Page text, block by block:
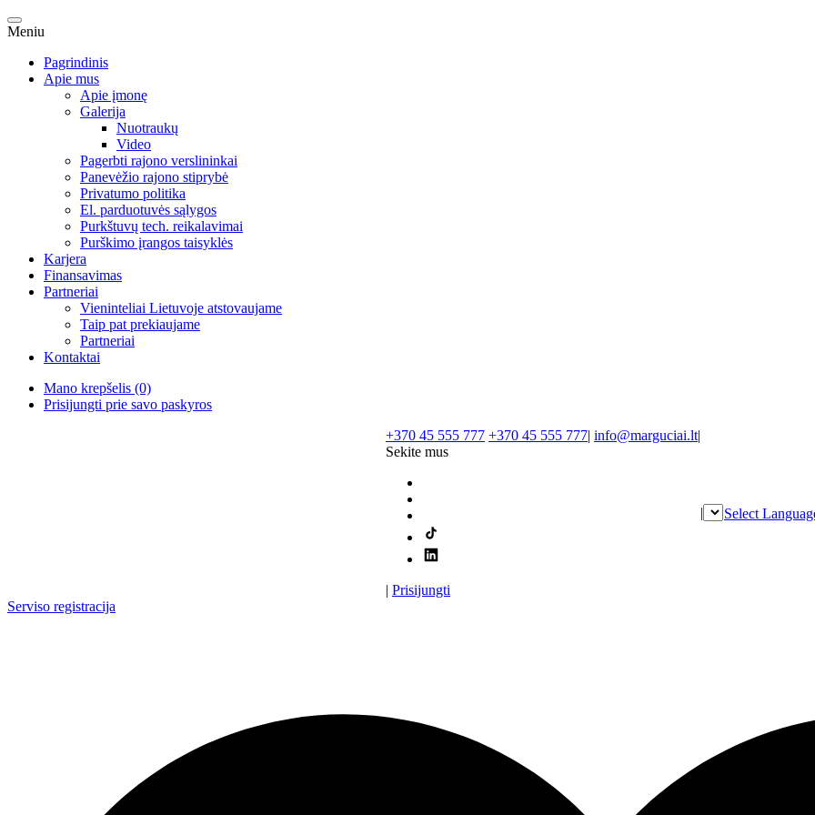
Meniu
Pagrindinis
Apie mus
Apie įmonę
Galerija
Nuotraukų
Video
Pagerbti rajono verslininkai
Panevėžio rajono stiprybė
Privatumo politika
El. parduotuvės sąlygos
Purkštuvų tech. reikalavimai
Purškimo įrangos taisyklės
Karjera
Finansavimas
Partneriai
Vieninteliai Lietuvoje atstovaujame
Taip pat prekiaujame
Partneriai
Kontaktai
Mano krepšelis (0)
Prisijungti prie savo paskyros
+370 45 555 777 +370 45 555 777| info@marguciai.lt|
Sekite mus
| Prisijungti
| Select
Serviso registracija